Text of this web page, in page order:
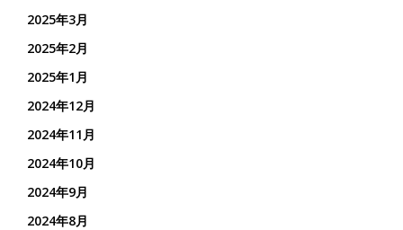
2025年3月
2025年2月
2025年1月
2024年12月
2024年11月
2024年10月
2024年9月
2024年8月